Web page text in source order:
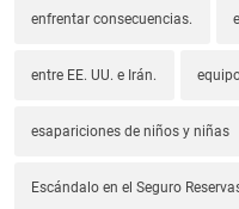
enfrentar consecuencias.
entre EE. UU. e Irán.
esapariciones de niños y niñas
Escándalo en el Seguro